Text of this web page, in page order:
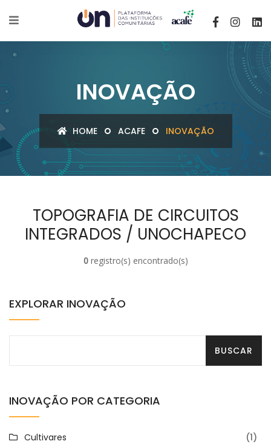
INOVAÇÃO
HOME ACAFE INOVAÇÃO
TOPOGRAFIA DE CIRCUITOS
INTEGRADOS / UNOCHAPECO
0registro(s) encontrado(s)
EXPLORAR INOVAÇÃO
INOVAÇÃO POR CATEGORIA
Cultivares (1)